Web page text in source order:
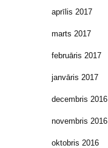
aprīlis 2017
marts 2017
februāris 2017
janvāris 2017
decembris 2016
novembris 2016
oktobris 2016